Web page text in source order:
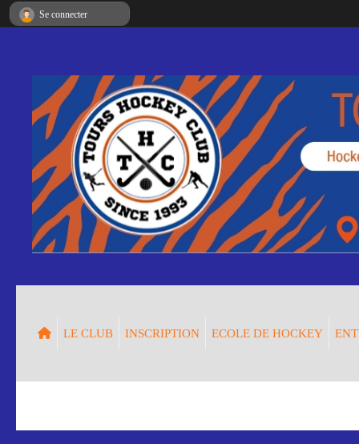
LE CLUB INSCRIPTION ECOLE DE HOCKEY
Se connecter
Panneau de gestion des cookies